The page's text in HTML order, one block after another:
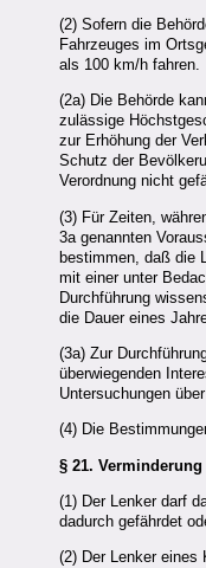
(2) Sofern die
Fahrzeuges im
als 100 km/h fahren.
(2a) Die Behörde
zulässige
zur Erhöhung der
Schutz der
Verordnung nicht
(3) Für Zeiten,
3a genannten
bestimmen, daß die
mit einer unter
Durchführung
die Dauer eines
(3a) Zur
überwiegenden
Untersuchungen
(4) Die
§ 21.
(1) Der Lenker darf
dadurch gefährdet
(2) Der Lenker eines